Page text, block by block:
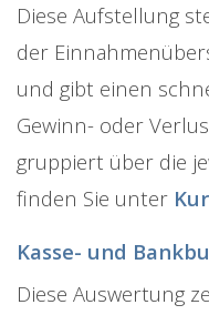
Diese Aufstellung
der
und gibt einen
Gewinn- oder
gruppiert über die
finden Sie unter
Kasse- und
Diese Auswertung